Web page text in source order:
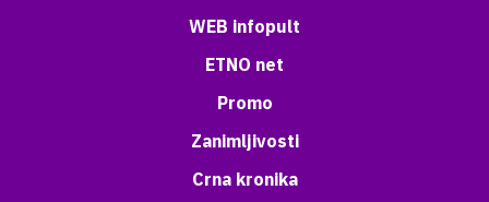
WEB infopult
ETNO net
Promo
Zanimljivosti
Crna kronika